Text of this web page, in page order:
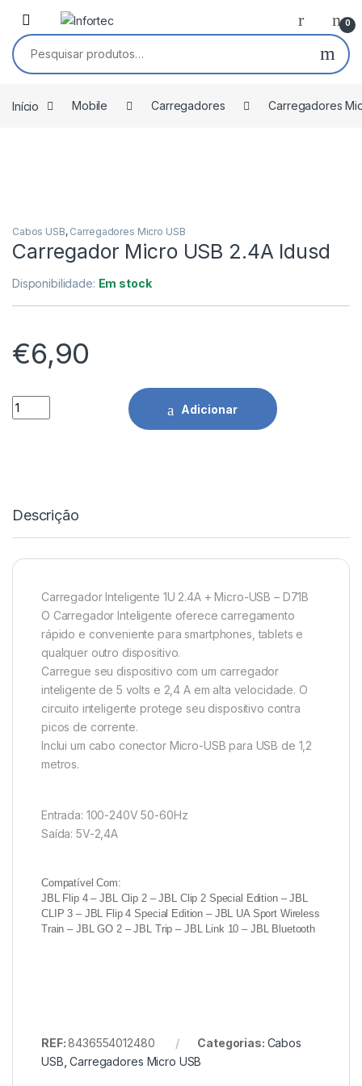
Saltar para navegação
Pular para o conteúdo
0
Pesquisar por:
Início Mobile Carregadores Carregadores
Cabos USB, Carregadores Micro USB
Carregador Micro USB 2.4A Idusd
Disponibilidade: Em stock
€6,90
Carregador Micro USB 2.4A Idusd quantidade
Adicionar
Descrição
Carregador Inteligente 1U 2.4A + Micro-USB – D71B
O Carregador Inteligente oferece carregamento
rápido e conveniente para smartphones, tablets e
qualquer outro dispositivo.
Carregue seu dispositivo com um carregador
inteligente de 5 volts e 2,4 A em alta velocidade. O
circuito inteligente protege seu dispositivo contra
picos de corrente.
Inclui um cabo conector Micro-USB para USB de 1,2
metros.
Entrada: 100-240V 50-60Hz
Saída: 5V-2,4A
Compatível Com:
JBL Flip 4 – JBL Clip 2 – JBL Clip 2 Special Edition – JBL
CLIP 3 – JBL Flip 4 Special Edition – JBL UA Sport Wireless
Train – JBL GO 2 – JBL Trip – JBL Link 10 – JBL Bluetooth
REF:8436554012480 Categorias: Cabos
USB ,Carregadores Micro USB